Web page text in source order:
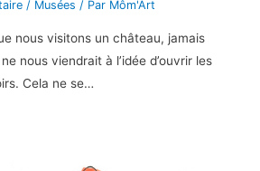
/ Musées / Par Môm'Art
nous visitons un château, jamais
nous viendrait à l’idée d’ouvrir les
Cela ne se…